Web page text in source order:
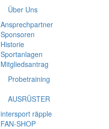
Über Uns
Ansprechpartner
Sponsoren
Historie
Sportanlagen
Mitgliedsantrag
Probetraining
AUSRÜSTER
intersport räpple
FAN-SHOP